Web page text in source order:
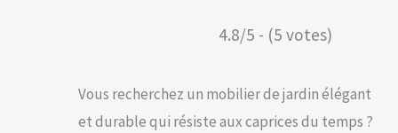
4.8/5 - (5 votes)
Vous recherchez un mobilier de jardin élégant
et durable qui résiste aux caprices du temps ?